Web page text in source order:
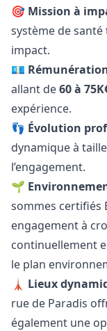
🎯 Mission à
système de santé
impact.
💶
allant de60 à
expérience.
👣 Évolution
dynamique à
l’engagement.
🌱
sommes certifiés
engagement à
continuellement
le plan
🗼 Lieux
rue de Paradis
également une